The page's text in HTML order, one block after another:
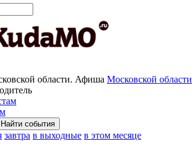
области. Афиша Московской области
завтра в выходные в этом месяце